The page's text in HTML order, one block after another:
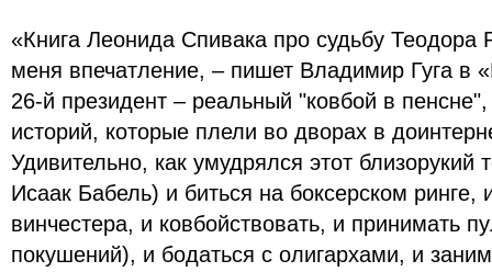
«Книга Леонида Спивака про судьбу Теодора
меня впечатление, – пишет Владимир Гуга в
26-й президент – реальный "ковбой в
историй, которые плели во дворах в
Удивительно, как умудрялся этот близорукий
Исаак Бабель) и биться на боксерском ринге,
винчестера, и ковбойствовать, и принимать
покушений), и бодаться с олигархами, и